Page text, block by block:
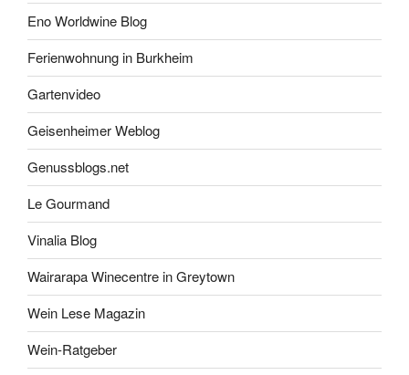
Eno Worldwine Blog
Ferienwohnung in Burkheim
Gartenvideo
Geisenheimer Weblog
Genussblogs.net
Le Gourmand
Vinalia Blog
Wairarapa Winecentre in Greytown
Wein Lese Magazin
Wein-Ratgeber